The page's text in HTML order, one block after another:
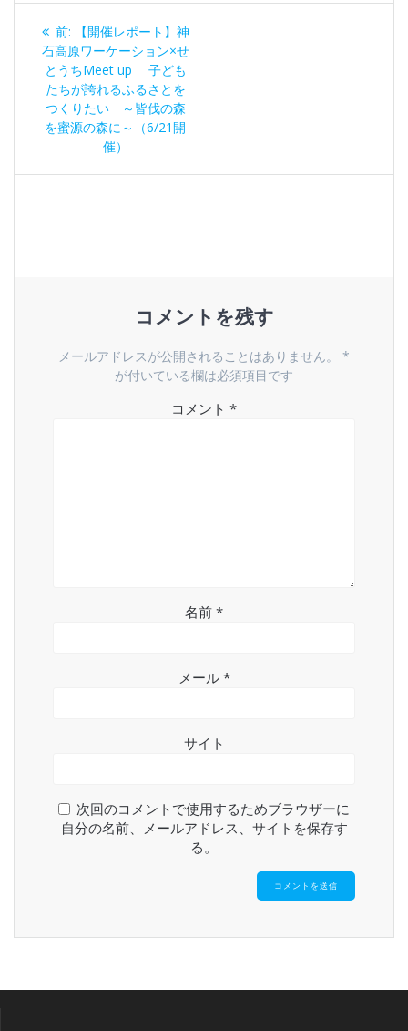
投
稿
ナ
ビ
ゲ
前:
過
去
の
投
稿:
【開催レポート】神
石高原ワーケーション×せ
とうちMeet up 子ども
たちが誇れるふるさとを
つくりたい ～皆伐の森
を蜜源の森に～（6/21開
催）
コメントを残す
メールアドレスが公開されることはありません。
*
が付いている欄は必須項目です
コメント *
名前 *
メール *
サイト
次回のコメントで使用するためブラウザーに
自分の名前、メールアドレス、サイトを保存す
る。